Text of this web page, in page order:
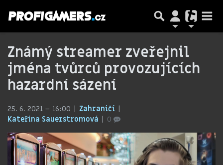
Známý streamer zveřejnil
jména tvůrců provozujících
hazardní sázení
25. 6. 2021 – 16:00
Zahraničí
Kateřina Sauerstromová
0